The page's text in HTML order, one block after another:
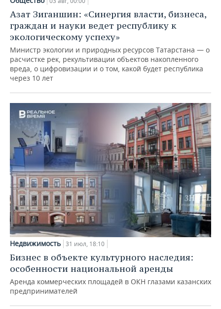
Азат Зиганшин: «Синергия власти, бизнеса,
граждан и науки ведет республику к
экологическому успеху»
Министр экологии и природных ресурсов Татарстана — о
расчистке рек, рекультивации объектов накопленного
вреда, о цифровизации и о том, какой будет республика
через 10 лет
Недвижимость 31 июл, 18:10
Бизнес в объекте культурного наследия:
особенности национальной аренды
Аренда коммерческих площадей в ОКН глазами казанских
предпринимателей